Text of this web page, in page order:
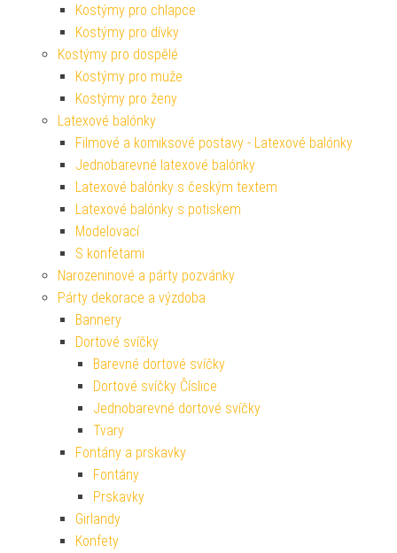
Kostýmy pro chlapce
Kostýmy pro dívky
Kostýmy pro dospělé
Kostýmy pro muže
Kostýmy pro ženy
Latexové balónky
Filmové a komiksové postavy - Latexové balónky
Jednobarevné latexové balónky
Latexové balónky s českým textem
Latexové balónky s potiskem
Modelovací
S konfetami
Narozeninové a párty pozvánky
Párty dekorace a výzdoba
Bannery
Dortové svíčky
Barevné dortové svíčky
Dortové svíčky Číslice
Jednobarevné dortové svíčky
Tvary
Fontány a prskavky
Fontány
Prskavky
Girlandy
Konfety